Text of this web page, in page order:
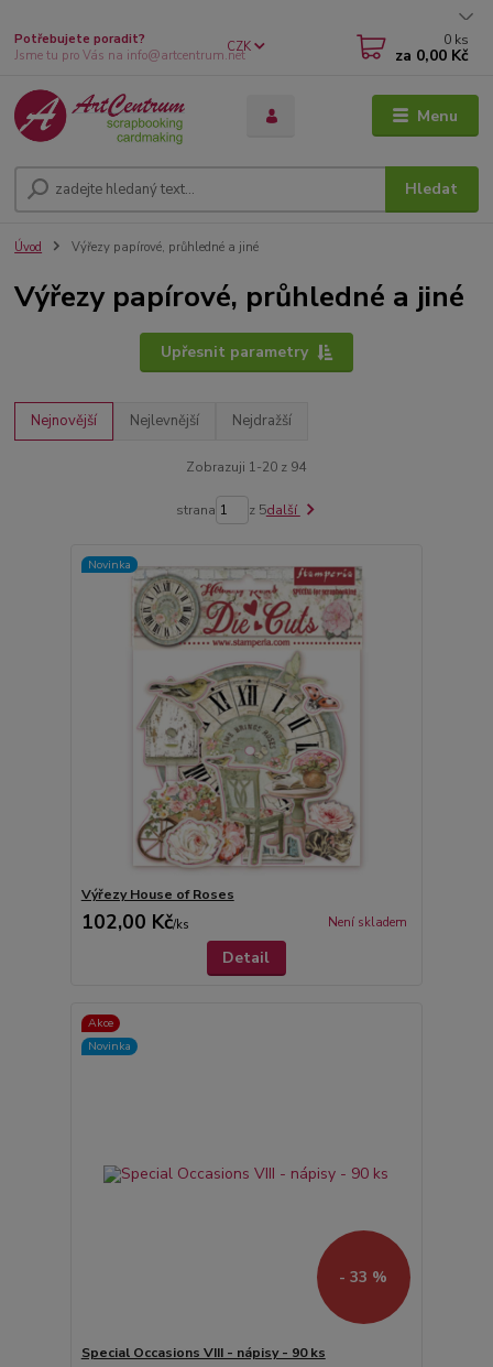
Menu
CZK
Hledat
Potřebujete poradit?
Jsme tu pro Vás na info@artcentrum.net
0 ks
za 0,00 Kč
Úvod Výřezy papírové, průhledné a jiné
Výřezy papírové, průhledné a jiné
Upřesnit parametry
Nejnovější Nejlevnější Nejdražší
Zobrazuji 1-20 z 94
strana z 5další
Novinka
Výřezy House of Roses
102,00 Kč/ks Není skladem
Detail
Akce
Novinka
- 33 %
Special Occasions VIII - nápisy - 90 ks